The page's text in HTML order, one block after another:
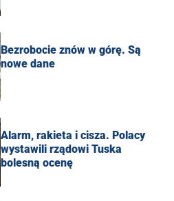
Bezrobocie znów w górę. Są
nowe dane
Alarm, rakieta i cisza. Polacy
wystawili rządowi Tuska
bolesną ocenę